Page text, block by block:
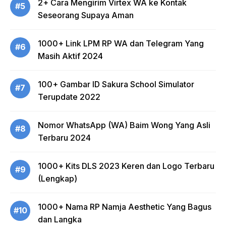
#5
2+ Cara Mengirim Virtex WA ke Kontak
Seseorang Supaya Aman
#6
1000+ Link LPM RP WA dan Telegram Yang
Masih Aktif 2024
#7
100+ Gambar ID Sakura School Simulator
Terupdate 2022
#8
Nomor WhatsApp (WA) Baim Wong Yang Asli
Terbaru 2024
#9
1000+ Kits DLS 2023 Keren dan Logo Terbaru
(Lengkap)
#10
1000+ Nama RP Namja Aesthetic Yang Bagus
dan Langka